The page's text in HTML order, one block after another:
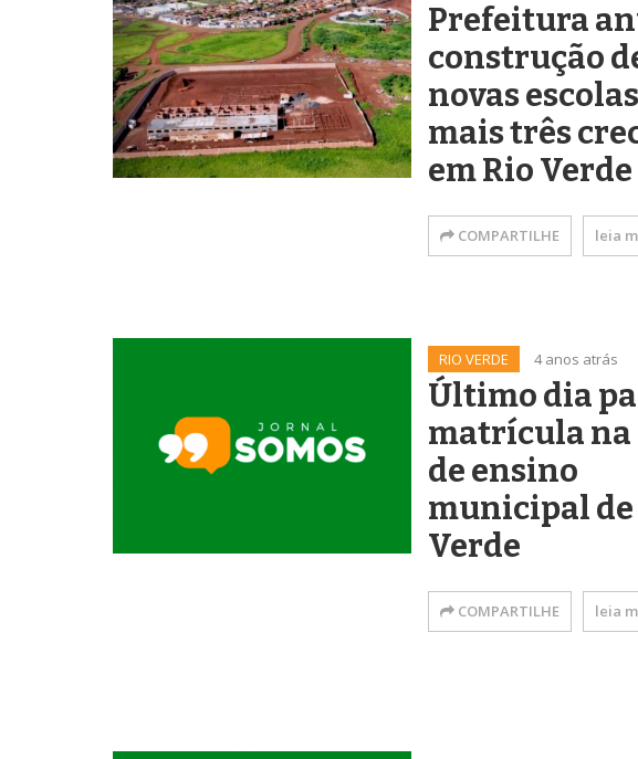
Prefeitura
construção
novas
mais três
em Rio Verde
COMPARTILHE leia
RIO VERDE 4 anos atrás
Último dia
matrícula na
de ensino
municipal de
Verde
COMPARTILHE leia